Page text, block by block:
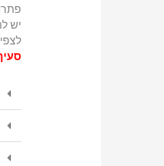
פתרון בגרות 2017
יש
סעיף